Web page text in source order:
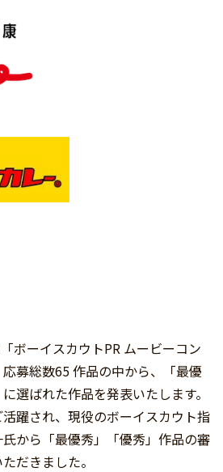
ボーイスカウトPR ムービーコン
募総数65 作品の中から、「最優
選ばれた作品を発表いたします。
躍され、現役のボーイスカウト指
から「最優秀」「優秀」作品の審
だきました。